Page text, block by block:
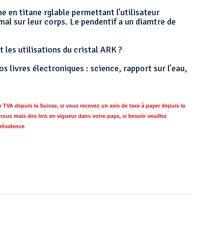
en titane rglable permettant l'utilisateur
sur leur corps. Le pendentif a un diamtre de
les utilisations du cristal ARK ?
livres électroniques : science, rapport sur l'eau,
depuis la Suisse, si vous recevez un avis de taxe à payer depuis la
mais des lois en vigueur dans votre pays, si besoin veuillez